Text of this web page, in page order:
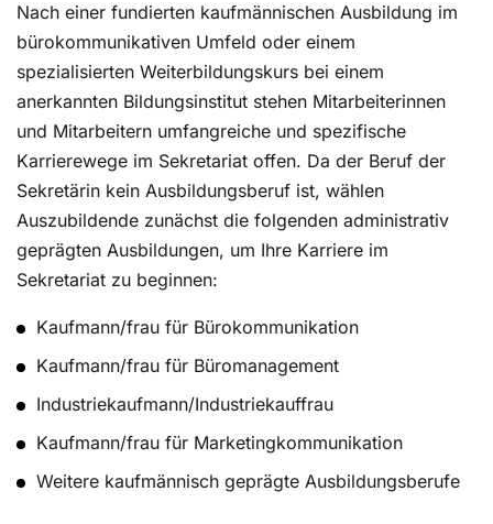
strategische Aufgaben, fördern Effizienz und
lenken Prozesse – oft ohne offiziellen Führungstitel.
Doch wie gelingt es, dass diese strategische
Partnerschaft wahrgenommen wird?
Erstellen eines Karriereplans
In der dynamischen Arbeitswelt von heute ist es
unerlässlich, nicht nur auf den aktuellen Job,
sondern auch auf die langfristige
Karriereentwicklung zu achten. Dies gilt
Branche tätig sind, die ständigen Veränderungen
und Entwicklungen unterliegt. Ein Karriereplan ist
ein strategisches Werkzeug, das Ihnen hilft, Ihre
beruflichen Ziele zu entwickeln, zu planen und zu
Nach einer fundierten kaufmännischen Ausbildung im
bürokommunikativen Umfeld oder einem
spezialisierten Weiterbildungskurs bei einem
anerkannten Bildungsinstitut stehen Mitarbeiterinnen
und Mitarbeitern umfangreiche und spezifische
Karrierewege im Sekretariat offen. Da der Beruf der
Sekretärin kein Ausbildungsberuf ist, wählen
Auszubildende zunächst die folgenden administrativ
geprägten Ausbildungen, um Ihre Karriere im
Sekretariat zu beginnen:
Kaufmann/frau für Bürokommunikation
Kaufmann/frau für Büromanagement
Industriekaufmann/Industriekauffrau
Kaufmann/frau für Marketingkommunikation
Weitere kaufmännisch geprägte Ausbildungsberufe